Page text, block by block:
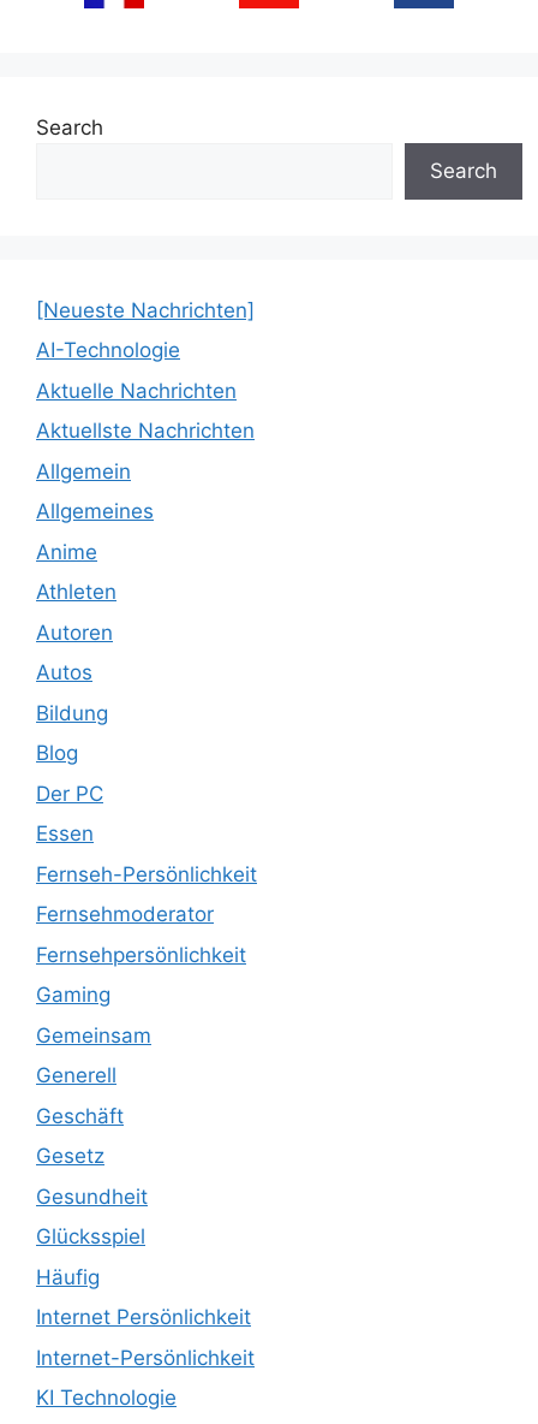
Search
Search
[Neueste Nachrichten]
AI-Technologie
Aktuelle Nachrichten
Aktuellste Nachrichten
Allgemein
Allgemeines
Anime
Athleten
Autoren
Autos
Bildung
Blog
Der PC
Essen
Fernseh-Persönlichkeit
Fernsehmoderator
Fernsehpersönlichkeit
Gaming
Gemeinsam
Generell
Geschäft
Gesetz
Gesundheit
Glücksspiel
Häufig
Internet Persönlichkeit
Internet-Persönlichkeit
KI Technologie